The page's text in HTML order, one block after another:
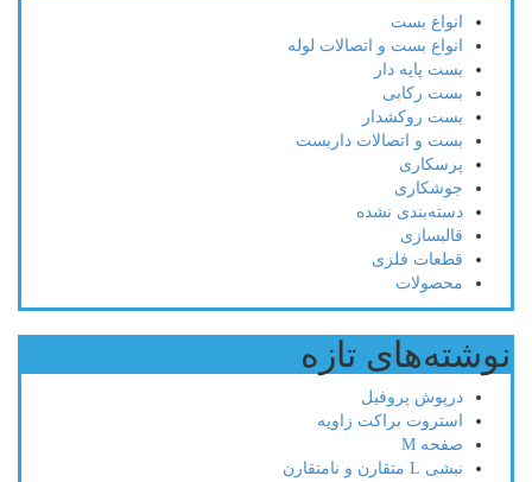
انواع بست
انواع بست و اتصالات لوله
بست پایه دار
بست رکابی
بست روکشدار
بست و اتصالات داربست
پرسکاری
جوشکاری
دسته‌بندی نشده
قالبسازی
قطعات فلزی
محصولات
نوشته‌های تازه
درپوش پروفیل
استروت براکت زاویه
صفحه M
نبشی L متقارن و نامتقارن